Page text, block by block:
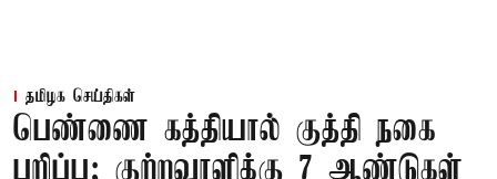
தமிழக செய்திகள்
பெண்ணை கத்தியால் குத்தி நகை
பறிப்பு; குற்றவாளிக்கு 7 ஆண்டுகள்